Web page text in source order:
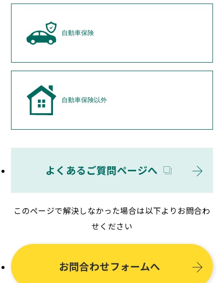
自動車保険
自動車保険以外
よくあるご質問ページへ
このページで解決しなかった場合は以下よりお問合わ
せください
お問合わせフォームへ